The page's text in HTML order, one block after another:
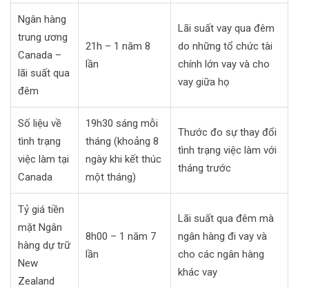
Ngân hàng
trung ương
Canada –
lãi suất qua
đêm
21h – 1 năm 8
lần
Lãi suất vay qua đêm
do những tổ chức tài
chính lớn vay và cho
vay giữa họ
Số liệu về
tình trạng
việc làm tại
Canada
19h30 sáng mỗi
tháng (khoảng 8
ngày khi kết thúc
một tháng)
Thước đo sự thay đổi
tình trạng việc làm với
tháng trước
Tỷ giá tiền
mặt Ngân
hàng dự trữ
New
Zealand
8h00 – 1 năm 7
lần
Lãi suất qua đêm mà
ngân hàng đi vay và
cho các ngân hàng
khác vay